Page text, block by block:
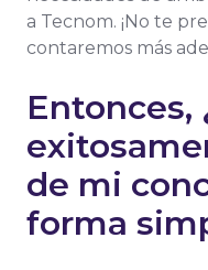
a Tecnom. ¡No te
contaremos más
Entonces,
de mi
forma